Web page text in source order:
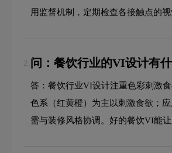
用监督机制，定期检查各接触点的
2. 问：餐饮行业的VI设计有
答：餐饮行业VI设计注重色彩刺激
色系（红黄橙）为主以刺激食欲；
需与装修风格协调。好的餐饮VI能